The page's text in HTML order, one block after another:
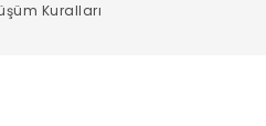
Kuralları